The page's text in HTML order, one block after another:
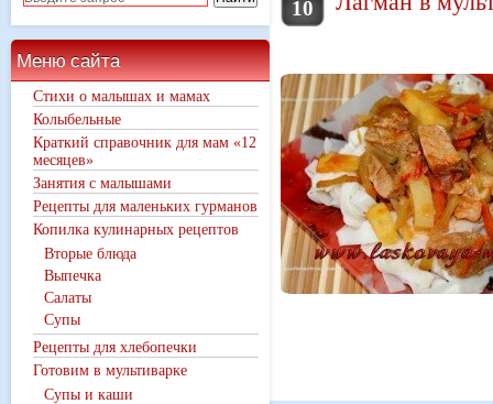
Меню сайта
Стихи о малышах и мамах
Колыбельные
Краткий справочник для мам «12
месяцев»
Занятия с малышами
Рецепты для маленьких гурманов
Копилка кулинарных рецептов
Вторые блюда
Выпечка
Салаты
Супы
Рецепты для хлебопечки
Готовим в мультиварке
Супы и каши
10